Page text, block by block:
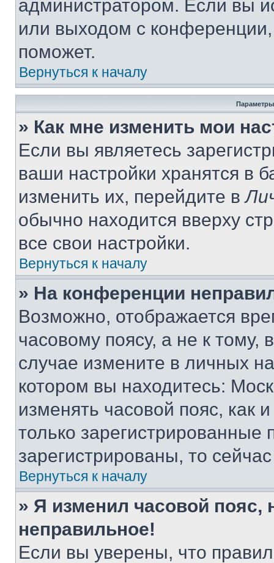
администратором. Если вы
или выходом с
поможет.
Вернуться к началу
Параметры
» Как мне изменить мои
Если вы являетесь
ваши настройки хранятся в
изменить их, перейдите в
обычно находится вверху
все свои настройки.
Вернуться к началу
» На конференции
Возможно, отображается
часовому поясу, а не к тому,
случае измените в личных
котором вы находитесь:
изменять часовой пояс, как
только
зарегистрированы, то
Вернуться к началу
» Я изменил часовой пояс,
неправильное!
Если вы уверены, что